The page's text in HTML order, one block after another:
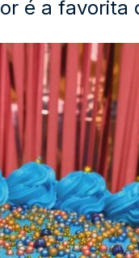
é a favorita